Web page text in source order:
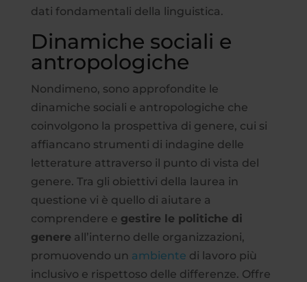
dati fondamentali della linguistica.
Dinamiche sociali e
antropologiche
Nondimeno, sono approfondite le
dinamiche sociali e antropologiche che
coinvolgono la prospettiva di genere, cui si
affiancano strumenti di indagine delle
letterature attraverso il punto di vista del
genere. Tra gli obiettivi della laurea in
questione vi è quello di aiutare a
comprendere e gestire le politiche di
genere all’interno delle organizzazioni,
promuovendo un ambiente di lavoro più
inclusivo e rispettoso delle differenze. Offre